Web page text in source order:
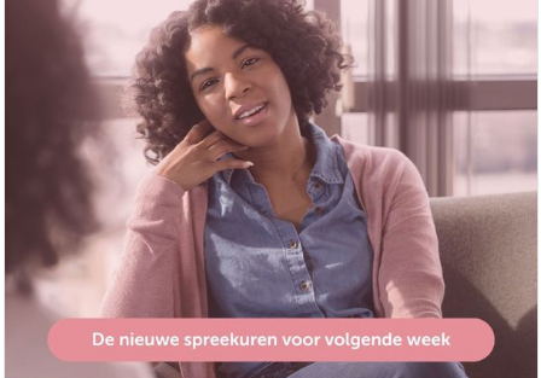
Naast deze gratis online spreekuren zijn onze
medewerkers natuurlijk ook op werkdagen bereikbaar
van 09:00 tot 17:00 via:
📧 info@kenniscentrumkindenscheiding.nl
📞 06 11259195
https://lnkd.in/ekj-tYxT